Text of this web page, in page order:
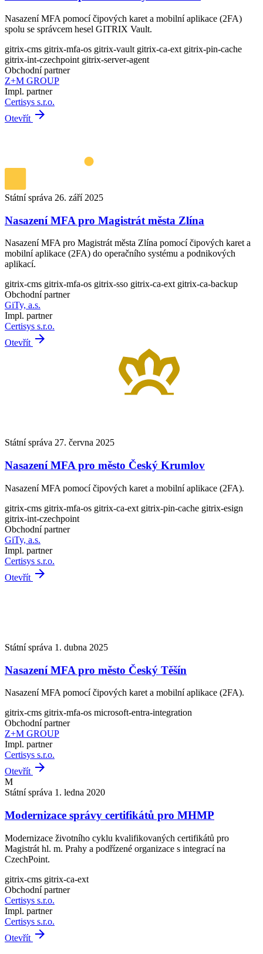
Nasazení MFA pomocí čipových karet a mobilní aplikace (2FA)
spolu se správcem hesel GITRIX Vault.
gitrix-cms gitrix-mfa-os gitrix-vault gitrix-ca-ext gitrix-pin-cache
gitrix-int-czechpoint gitrix-server-agent
Obchodní partner
Z+M GROUP
Impl. partner
Certisys s.r.o.
Otevřít arrow_forward
Státní správa 26. září 2025
Nasazení MFA pro Magistrát města Zlína
Nasazení MFA pro Magistrát města Zlína pomocí čipových karet a
mobilní aplikace (2FA) do operačního systému a podnikových
aplikací.
gitrix-cms gitrix-mfa-os gitrix-sso gitrix-ca-ext gitrix-ca-backup
Obchodní partner
GiTy, a.s.
Impl. partner
Certisys s.r.o.
Otevřít arrow_forward
Státní správa 27. června 2025
Nasazení MFA pro město Český Krumlov
Nasazení MFA pomocí čipových karet a mobilní aplikace (2FA).
gitrix-cms gitrix-mfa-os gitrix-ca-ext gitrix-pin-cache gitrix-esign
gitrix-int-czechpoint
Obchodní partner
GiTy, a.s.
Impl. partner
Certisys s.r.o.
Otevřít arrow_forward
Státní správa 1. dubna 2025
Nasazení MFA pro město Český Těšín
Nasazení MFA pomocí čipových karet a mobilní aplikace (2FA).
gitrix-cms gitrix-mfa-os microsoft-entra-integration
Obchodní partner
Z+M GROUP
Impl. partner
Certisys s.r.o.
Otevřít arrow_forward
M
Státní správa 1. ledna 2020
Modernizace správy certifikátů pro MHMP
Modernizace životního cyklu kvalifikovaných certifikátů pro
Magistrát hl. m. Prahy a podřízené organizace s integrací na
CzechPoint.
gitrix-cms gitrix-ca-ext
Obchodní partner
Certisys s.r.o.
Impl. partner
Certisys s.r.o.
Otevřít arrow_forward